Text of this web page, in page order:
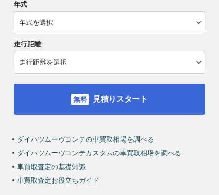
年式
走行距離
見積りスタート
ダイハツムーヴコンテの車買取相場を調べる
ダイハツムーヴコンテカスタムの車買取相場を調べる
車買取査定の基礎知識
車買取査定お役立ちガイド